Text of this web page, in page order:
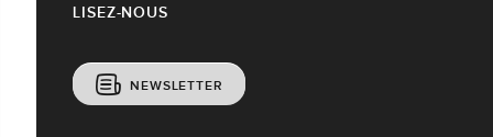
LISEZ-NOUS
NEWSLETTER